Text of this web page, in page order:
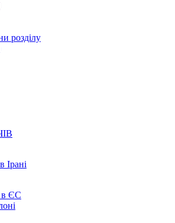
розділу
Ірані
в ЄС